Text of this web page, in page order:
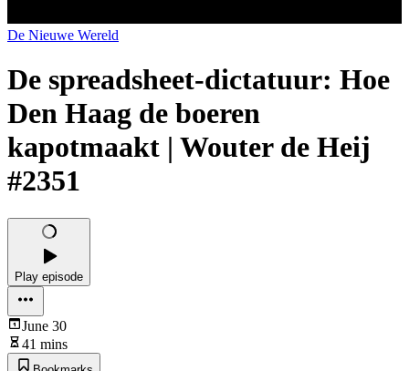
De Nieuwe Wereld
De spreadsheet-dictatuur: Hoe
Den Haag de boeren
kapotmaakt | Wouter de Heij
#2351
Play episode
June 30
41 mins